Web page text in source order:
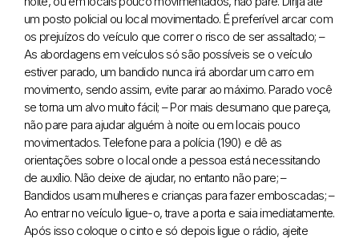
um posto policial ou local movimentado. É preferível arcar com
os prejuízos do veículo que correr o risco de ser assaltado; –
As abordagens em veículos só são possíveis se o veículo
estiver parado, um bandido nunca irá abordar um carro em
movimento, sendo assim, evite parar ao máximo. Parado você
se torna um alvo muito fácil; – Por mais desumano que pareça,
não pare para ajudar alguém à noite ou em locais pouco
movimentados. Telefone para a polícia (190) e dê as
orientações sobre o local onde a pessoa está necessitando
de auxílio. Não deixe de ajudar, no entanto não pare;–
Bandidos usam mulheres e crianças para fazer emboscadas;–
Ao entrar no veículo ligue-o, trave a porta e saia imediatamente.
Após isso coloque o cinto e só depois ligue o rádio, ajeite